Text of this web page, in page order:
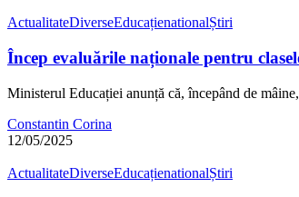
ActualitateDiverseEducațienationalȘtiri
Încep evaluările naționale pentru
Ministerul Educației anunță că, începând de
Constantin Corina
12/05/2025
ActualitateDiverseEducațienationalȘtiri